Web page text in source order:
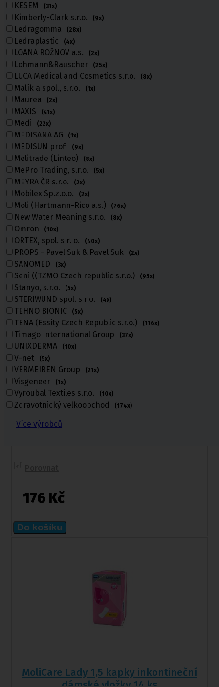
KESEM (31x)
Kimberly-Clark s.r.o. (9x)
Ledragomma (28x)
Ledraplastic (4x)
LOANA ROŽNOV a.s. (2x)
Lohmann&Rauscher (25x)
LUCA Medical and Cosmetics s.r.o. (8x)
Malík a spol., s.r.o. (1x)
Maurea (2x)
MAXIS (41x)
Medi (22x)
MEDISANA AG (1x)
MEDISUN profi (9x)
Melitrade (Linteo) (8x)
MePro Trading, s.r.o. (5x)
MEYRA ČR s.r.o. (2x)
Mobilex Sp.z.o.o. (2x)
Moli (Hartmann-Rico a.s.) (76x)
New Water Meaning s.r.o. (8x)
Omron (10x)
ORTEX, spol. s r. o. (40x)
PROPS - Pavel Suk & Pavel Suk (2x)
SANOMED (3x)
Seni ((TZMO Czech republic s.r.o.) (95x)
Stanyo, s.r.o. (5x)
STERIWUND spol. s r.o. (4x)
TEHNO BIONIC (5x)
TENA (Essity Czech Republic s.r.o.) (116x)
Timago International Group (37x)
UNIXDERMA (10x)
V-net (5x)
VERMEIREN Group (21x)
Visgeneer (1x)
Vyroubal Textiles s.r.o. (10x)
Zdravotnický velkoobchod (174x)
Více výrobců
MoliCare Premium FIXPANTS
inkontinenční fixační kalhotky S 5 ks
u externího dodavatele
Porovnat
167 Kč
Do košíku
MoliCare Premium FIXPANTS
inkontinenční fixační kalhotky L 5 ks
176 Kč
Do košíku
MoliCare Lady 1,5 kapky inkontineční